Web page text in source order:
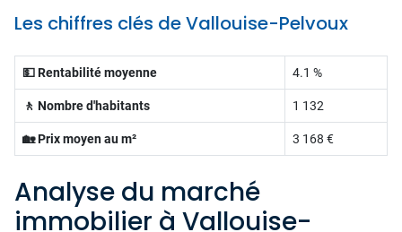
Les chiffres clés de Vallouise-Pelvoux
💵 Rentabilité moyenne 4.1 %
🚶 Nombre d'habitants 1 132
🏡 Prix moyen au m² 3 168 €
Analyse du marché
immobilier à Vallouise-